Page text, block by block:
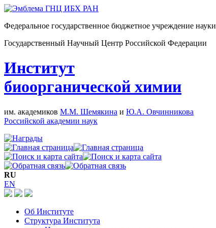
Федеральное государственное бюджетное учреждение науки
Государственный Научный Центр Российской Федерации
Институт
биоорганической химии
им. академиков М.М. Шемякина и Ю.А. Овчинникова
Российской академии наук
RU
EN
Об Институте
Структура Института